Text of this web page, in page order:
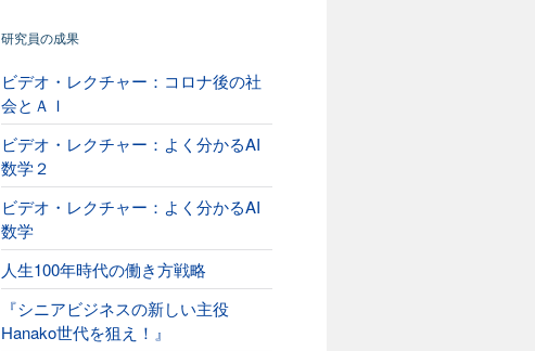
研究員の成果
ビデオ・レクチャー：コロナ後の社
会とＡＩ
ビデオ・レクチャー：よく分かるAI
数学２
ビデオ・レクチャー：よく分かるAI
数学
人生100年時代の働き方戦略
『シニアビジネスの新しい主役
Hanako世代を狙え！』